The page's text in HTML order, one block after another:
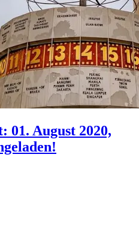
01. August 2020,